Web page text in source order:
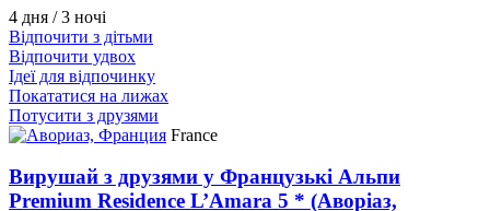
4 дня / 3 ночі
Відпочити з дітьми
Відпочити удвох
Ідеї для відпочинку
Покататися на лижах
Потусити з друзями
France
Вирушай з друзями у Французькі Альпи
Premium Residence L’Amara 5 * (Аворіаз,